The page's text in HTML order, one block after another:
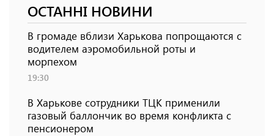
ОСТАННІ НОВИНИ
В громаде вблизи Харькова попрощаются с
водителем аэромобильной роты и
морпехом
19:30
В Харькове сотрудники ТЦК применили
газовый баллончик во время конфликта с
пенсионером